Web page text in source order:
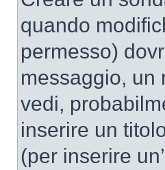
quando
permesso)
messaggio,
vedi,
inserire un
(per inserire